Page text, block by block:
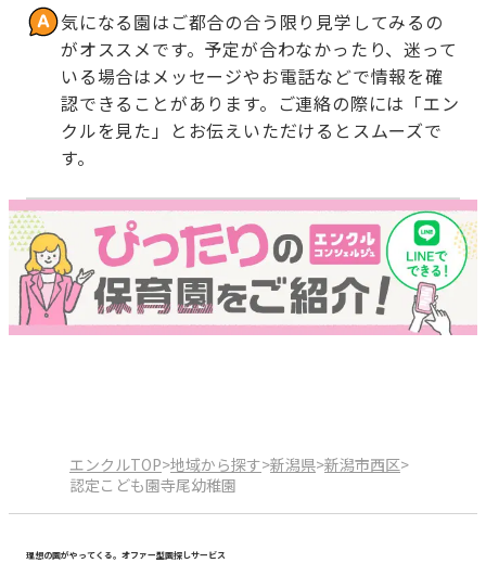
気になる園はご都合の合う限り見学してみるの
がオススメです。予定が合わなかったり、迷って
いる場合はメッセージやお電話などで情報を確
認できることがあります。ご連絡の際には「エン
クルを見た」とお伝えいただけるとスムーズで
す。
エンクルTOP>地域から探す>新潟県>新潟市西区>
認定こども園寺尾幼稚園
理想の園がやってくる。オファー型園探しサービス